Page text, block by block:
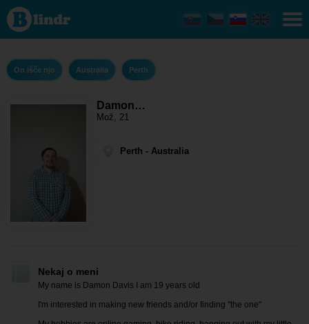
Damon
Davis -
On
išče
Perth
On išče njo Australia Perth
Damon…
Mož, 21
Perth - Australia
Nekaj o meni
My name is Damon Davis I am 19 years old
I'm interested in making new friends and/or finding "the one"